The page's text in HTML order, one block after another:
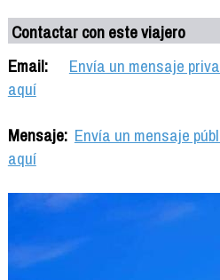
Contactar con este viajero
Email:
Envía un mensaje
aquí
Mensaje: Envía un mensaje
aquí